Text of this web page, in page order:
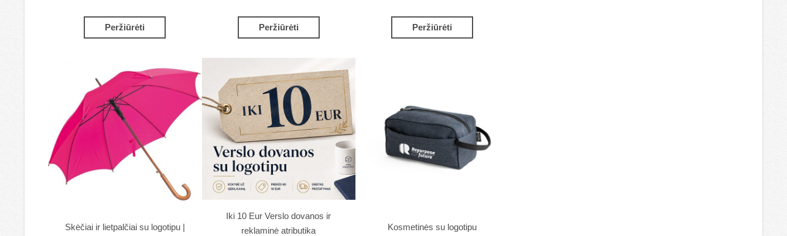
Peržiūrėti Peržiūrėti Peržiūrėti
Skėčiai ir lietpalčiai su logotipu |
Iki 10 Eur Verslo dovanos ir
reklaminė atributika
Kosmetinės su logotipu